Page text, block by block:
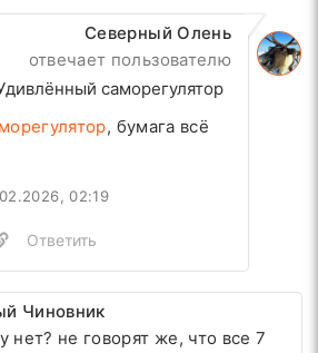
Северный Олень
отвечает пользователю
саморегулятор
, бумага всё
Ответить
02:19
Чиновник
нет? не говорят же, что все 7